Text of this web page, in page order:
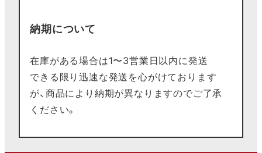
納期について
在庫がある場合は1〜3営業日以内に発送
できる限り迅速な発送を心がけております
が、商品により納期が異なりますのでご了承
ください。